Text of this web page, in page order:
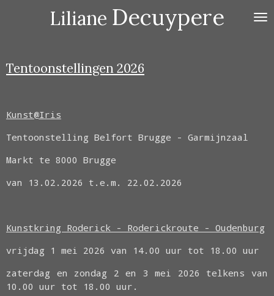
hoofdinhoud
Liliane Decuypere
Tentoonstellingen 2026
Kunst@Iris
Tentoonstelling Belfort Brugge - Garmijnzaal
Markt te 8000 Brugge
van 13.02.2026 t.e.m. 22.02.2026
Kunstkring Roderick - Roderickroute - Oudenburg
vrijdag 1 mei 2026 van 14.00 uur tot 18.00 uur
zaterdag en zondag 2 en 3 mei 2026 telkens van
10.00 uur tot 18.00 uur.